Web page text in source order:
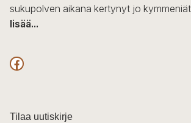
sukupolven aikana kertynyt jo
lisää...
F
c
Tilaa uutiskirje